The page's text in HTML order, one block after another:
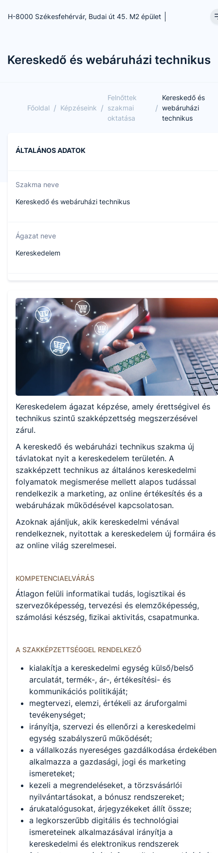
H-8000 Székesfehérvár, Budai út 45. M2 épület
Kereskedő és webáruházi technikus
Főoldal / Képzéseink /
Felnőttek
szakmai
oktatása
/
Kereskedő és
webáruházi
technikus
ÁLTALÁNOS ADATOK
Szakma neve
Kereskedő és webáruházi technikus
Ágazat neve
Kereskedelem
504161303
Képzés időtartama
Választható szakmairányok:
Nem válaszható
KKK letöltése (pdf)
PTT letöltése (pdf)
Okleveles technikusképzés
Nem
A képzést indító intézményeink
Székesfehérvári SZC Vajda János Technikum (igazgatói
jogkörben elj.igh: Gyuricza Zsuzsanna)
Kereskedelem ágazat képzése, amely érettségivel és
technikus szintű szakképzettség megszerzésével
zárul.
A kereskedő és webáruházi technikus szakma új
távlatokat nyit a kereskedelem területén. A
szakképzett technikus az általános kereskedelmi
folyamatok megismerése mellett alapos tudással
rendelkezik a marketing, az online értékesítés és a
webáruházak működésével kapcsolatosan.
Azoknak ajánljuk, akik kereskedelmi vénával
rendelkeznek, nyitottak a kereskedelem új formáira és
az online világ szerelmesei.
KOMPETENCIAELVÁRÁS
Átlagon felüli informatikai tudás, logisztikai és
szervezőképesség, tervezési és elemzőképesség,
számolási készség, ﬁzikai aktivitás, csapatmunka.
A SZAKKÉPZETTSÉGGEL RENDELKEZŐ
kialakítja a kereskedelmi egység külső/belső
arculatát, termék-, ár-, értékesítési- és
kommunikációs politikáját;
megtervezi, elemzi, értékeli az áruforgalmi
tevékenységet;
irányítja, szervezi és ellenőrzi a kereskedelmi
egység szabályszerű működését;
a vállalkozás nyereséges gazdálkodása érdekében
alkalmazza a gazdasági, jogi és marketing
ismereteket;
kezeli a megrendeléseket, a törzsvásárlói
nyilvántartásokat, a bónusz rendszereket;
árukatalógusokat, árjegyzékeket állít össze;
a legkorszerűbb digitális és technológiai
ismereteinek alkalmazásával irányítja a
kereskedelmi és elektronikus rendszerek